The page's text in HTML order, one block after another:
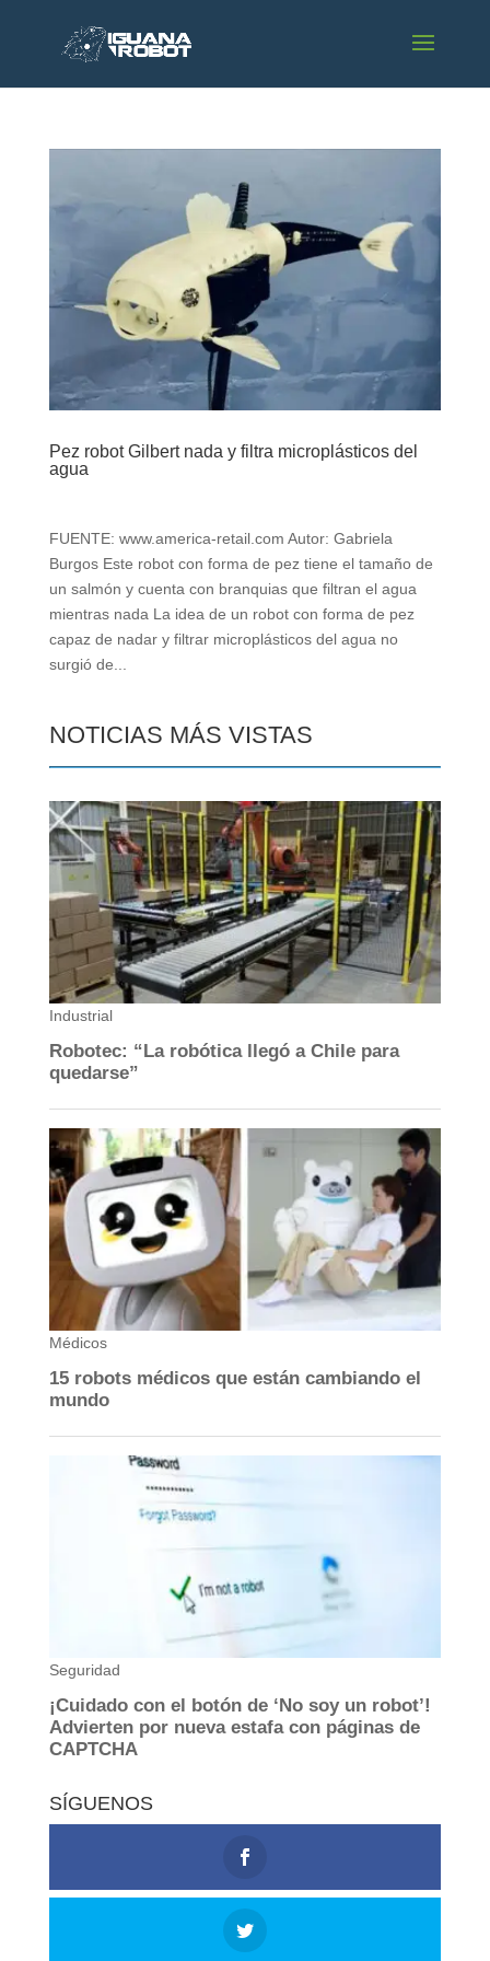
Pez robot Gilbert nada y filtra microplásticos del
agua
FUENTE: www.america-retail.com Autor: Gabriela
Burgos Este robot con forma de pez tiene el tamaño de
un salmón y cuenta con branquias que filtran el agua
mientras nada La idea de un robot con forma de pez
capaz de nadar y filtrar microplásticos del agua no
surgió de...
NOTICIAS MÁS VISTAS
SÍGUENOS